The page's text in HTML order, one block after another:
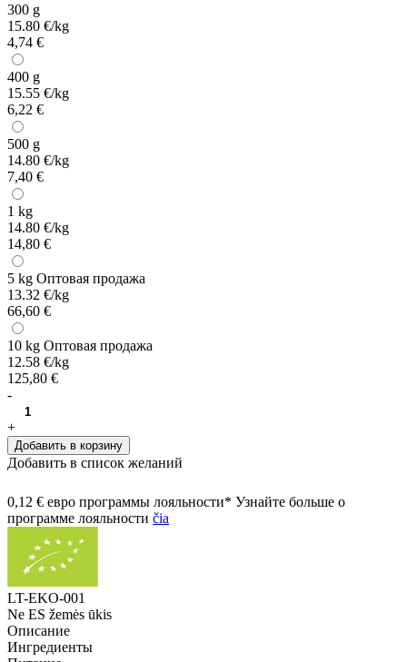
300 g
15.80 €/kg
4,74 €
400 g
15.55 €/kg
6,22 €
500 g
14.80 €/kg
7,40 €
1 kg
14.80 €/kg
14,80 €
5 kg Оптовая продажа
13.32 €/kg
66,60 €
10 kg Оптовая продажа
12.58 €/kg
125,80 €
-
+
Добавить в корзину
Добавить в список желаний
0,12 € евро программы лояльности* Узнайте больше о
программе лояльности čia
LT-EKO-001
Ne ES žemės ūkis
Описание
Ингредиенты